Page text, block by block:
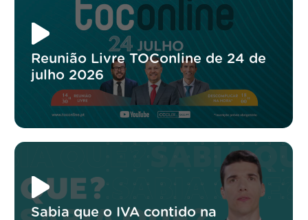
Reunião Livre TOConline de 24 de
julho 2026
Sabia que o IVA contido na